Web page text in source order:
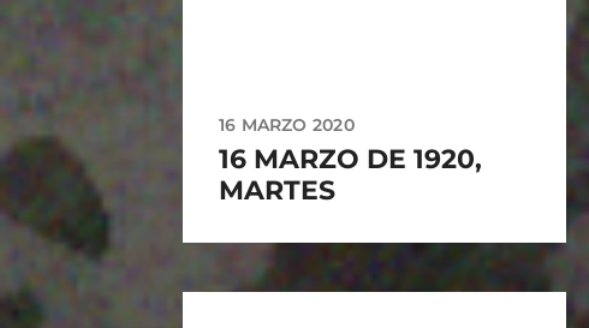
16 MARZO 2020
16 MARZO DE 1920,
MARTES